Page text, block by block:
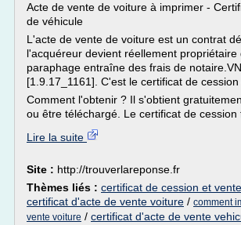
Acte de vente de voiture à imprimer -
de véhicule
L'acte de vente de voiture est un contrat
l'acquéreur devient réellement propriétaire
paraphage entraîne des frais de
[1.9.17_1161]. C'est le certificat de cession
Comment l'obtenir ? Il s'obtient
ou être téléchargé. Le certificat de cession
Lire la suite
Site : http://trouverlareponse.fr
Thèmes liés : certificat de cession et
certificat d'acte de vente voiture / comment
vente voiture / certificat d'acte de vente